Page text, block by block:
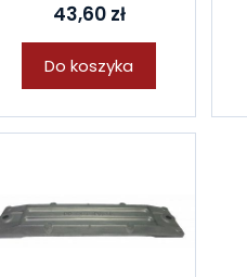
43,60 zł
Do koszyka